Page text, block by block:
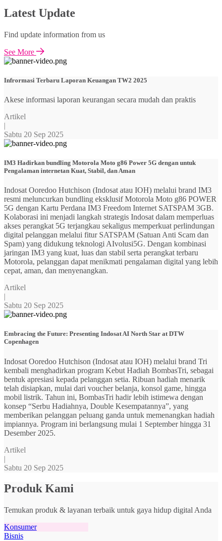
Latest Update
Find update information from us
See More
Infrormasi Terbaru Laporan Keuangan TW2 2025
Akese informasi laporan keurangan secara mudah dan praktis
Artikel
|
Sabtu 20 Sep 2025
IM3 Hadirkan bundling Motorola Moto g86 Power 5G dengan untuk
Pengalaman internetan Kuat, Stabil, dan Aman
Indosat Ooredoo Hutchison (Indosat atau IOH) melalui brand IM3
resmi meluncurkan bundling eksklusif Motorola Moto g86 POWER
5G dengan Kartu Perdana IM3 Freedom Internet SATSPAM 3GB.
Kolaborasi ini menjadi langkah strategis Indosat dalam memperluas
akses perangkat 5G terjangkau sekaligus memperkuat perlindungan
digital pelanggan melalui fitur SATSPAM (Satuan Anti Scam dan
Spam) yang didukung teknologi AIvolusi5G. Dengan kombinasi
jaringan IM3 yang kuat, luas dan stabil serta perangkat terbaru
Motorola, pelanggan dapat menikmati pengalaman digital yang lebih
cepat, aman, dan menyenangkan.
Artikel
|
Sabtu 20 Sep 2025
Embracing the Future: Presenting Indosat AI North Star at DTW
Copenhagen
Indosat Ooredoo Hutchison (Indosat atau IOH) melalui brand Tri
kembali menghadirkan program Kebut Hadiah BombasTri, sebagai
bentuk apresiasi kepada pelanggan setia. Ribuan hadiah menarik
telah disiapkan, mulai dari voucher belanja, konsol game, hingga
mobil listrik. Tahun ini, BombasTri hadir lebih istimewa dengan
konsep “Serbu Hadiahnya, Double Kesempatannya”, yang
memberikan pelanggan peluang ganda untuk memenangkan hadiah
impiannya. Program ini berlangsung mulai 1 September hingga 31
Desember 2025.
Artikel
|
Sabtu 20 Sep 2025
Produk Kami
Temukan produk & layanan terbaik untuk gaya hidup digital Anda
Konsumer
Bisnis